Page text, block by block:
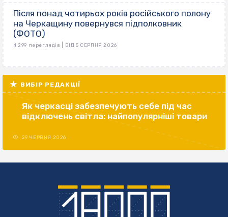
Після понад чотирьох років російського полону
на Черкащину повернувся підполковник
(ФОТО)
4 299 переглядів ВІД 5 СЕРПНЯ 2026
ВИБІР РЕДАКЦІЇ
Як черкасці забезпечують себе під час
відключень світла: найпопулярніші товари
29 ЧЕРВНЯ 2026